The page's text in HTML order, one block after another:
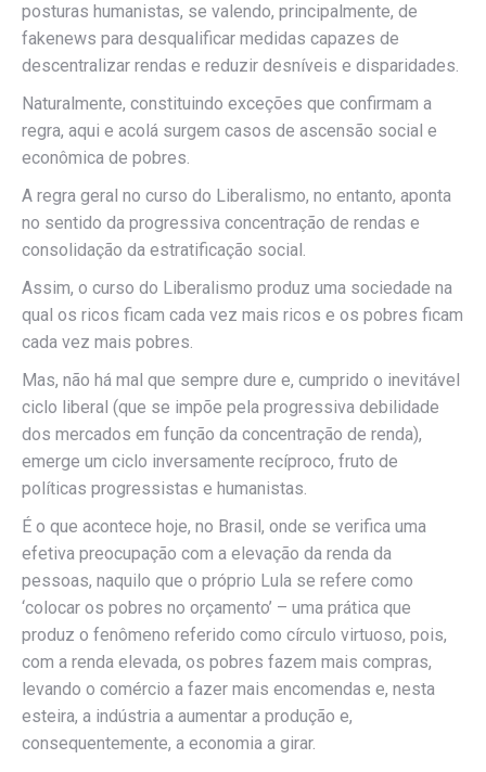
posturas humanistas, se valendo, principalmente, de
fakenews para desqualificar medidas capazes de
descentralizar rendas e reduzir desníveis e disparidades.
Naturalmente, constituindo exceções que confirmam a
regra, aqui e acolá surgem casos de ascensão social e
econômica de pobres.
A regra geral no curso do Liberalismo, no entanto, aponta
no sentido da progressiva concentração de rendas e
consolidação da estratificação social.
Assim, o curso do Liberalismo produz uma sociedade na
qual os ricos ficam cada vez mais ricos e os pobres ficam
cada vez mais pobres.
Mas, não há mal que sempre dure e, cumprido o inevitável
ciclo liberal (que se impõe pela progressiva debilidade
dos mercados em função da concentração de renda),
emerge um ciclo inversamente recíproco, fruto de
políticas progressistas e humanistas.
É o que acontece hoje, no Brasil, onde se verifica uma
efetiva preocupação com a elevação da renda da
pessoas, naquilo que o próprio Lula se refere como
‘colocar os pobres no orçamento’ – uma prática que
produz o fenômeno referido como círculo virtuoso, pois,
com a renda elevada, os pobres fazem mais compras,
levando o comércio a fazer mais encomendas e, nesta
esteira, a indústria a aumentar a produção e,
consequentemente, a economia a girar.